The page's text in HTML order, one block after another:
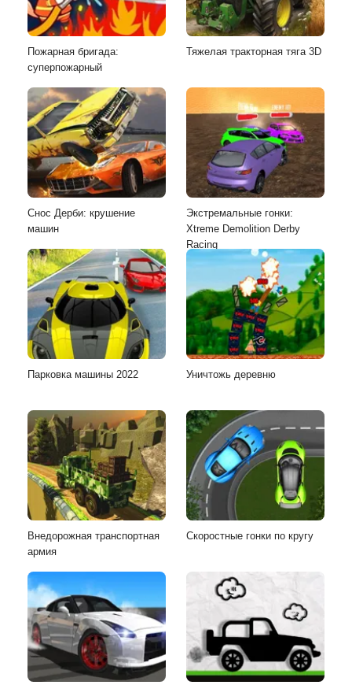
Пожарная бригада:
суперпожарный
Тяжелая тракторная тяга 3D
Снос Дерби: крушение
машин
Экстремальные гонки:
Xtreme Demolition Derby
Racing
Парковка машины 2022 Уничтожь деревню
Внедорожная транспортная
армия
Скоростные гонки по кругу